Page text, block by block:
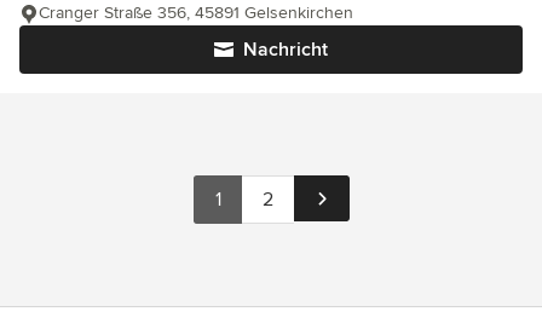
Nachricht
Cranger Straße 356, 45891 Gelsenkirchen
1 2